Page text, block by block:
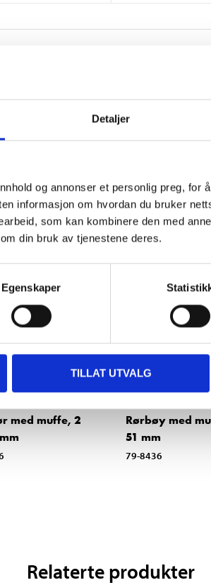
Detaljer
og annonser et personlig preg, for
informasjon om hvordan du bruker
som kan kombinere den med
din bruk av tjenestene deres.
Egenskaper
TILLAT UTVALG
kunder har også
med muffe, 2
Rørbøy med
51 mm
79-8436
Relaterte produkter